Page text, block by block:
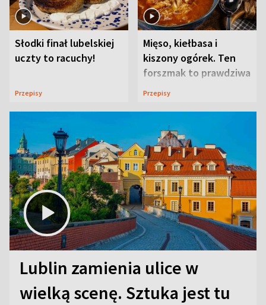
Słodki finał lubelskiej
uczty to racuchy!
Przepisy
Mięso, kiełbasa i
kiszony ogórek. Ten
forszmak to prawdziwa
uczta
Przepisy
Lublin zamienia ulice w
wielką scenę. Sztuka jest tu